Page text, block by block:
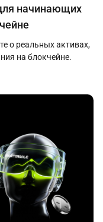
начинающих
о реальных активах,
на блокчейне.